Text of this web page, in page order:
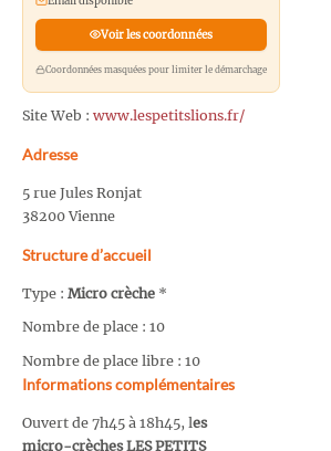
Voir les coordonnées
Coordonnées masquées pour limiter le démarchage
Site Web : www.lespetitslions.fr/
Adresse
5 rue Jules Ronjat
38200 Vienne
Structure d’accueil
Type : Micro crèche *
Nombre de place : 10
Nombre de place libre : 10
Informations complémentaires
Ouvert de 7h45 à 18h45, les
micro-crèches LES PETITS